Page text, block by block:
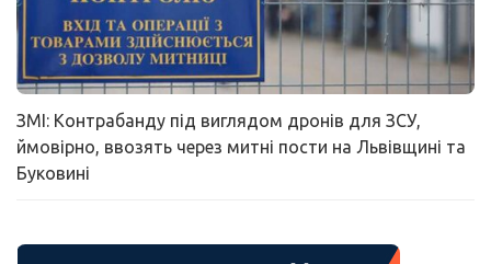
ЗМІ: Контрабанду під виглядом дронів для ЗСУ,
ймовірно, ввозять через митні пости на Львівщині та
Буковині